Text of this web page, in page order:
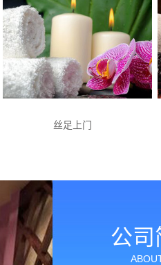
丝足上门
公司